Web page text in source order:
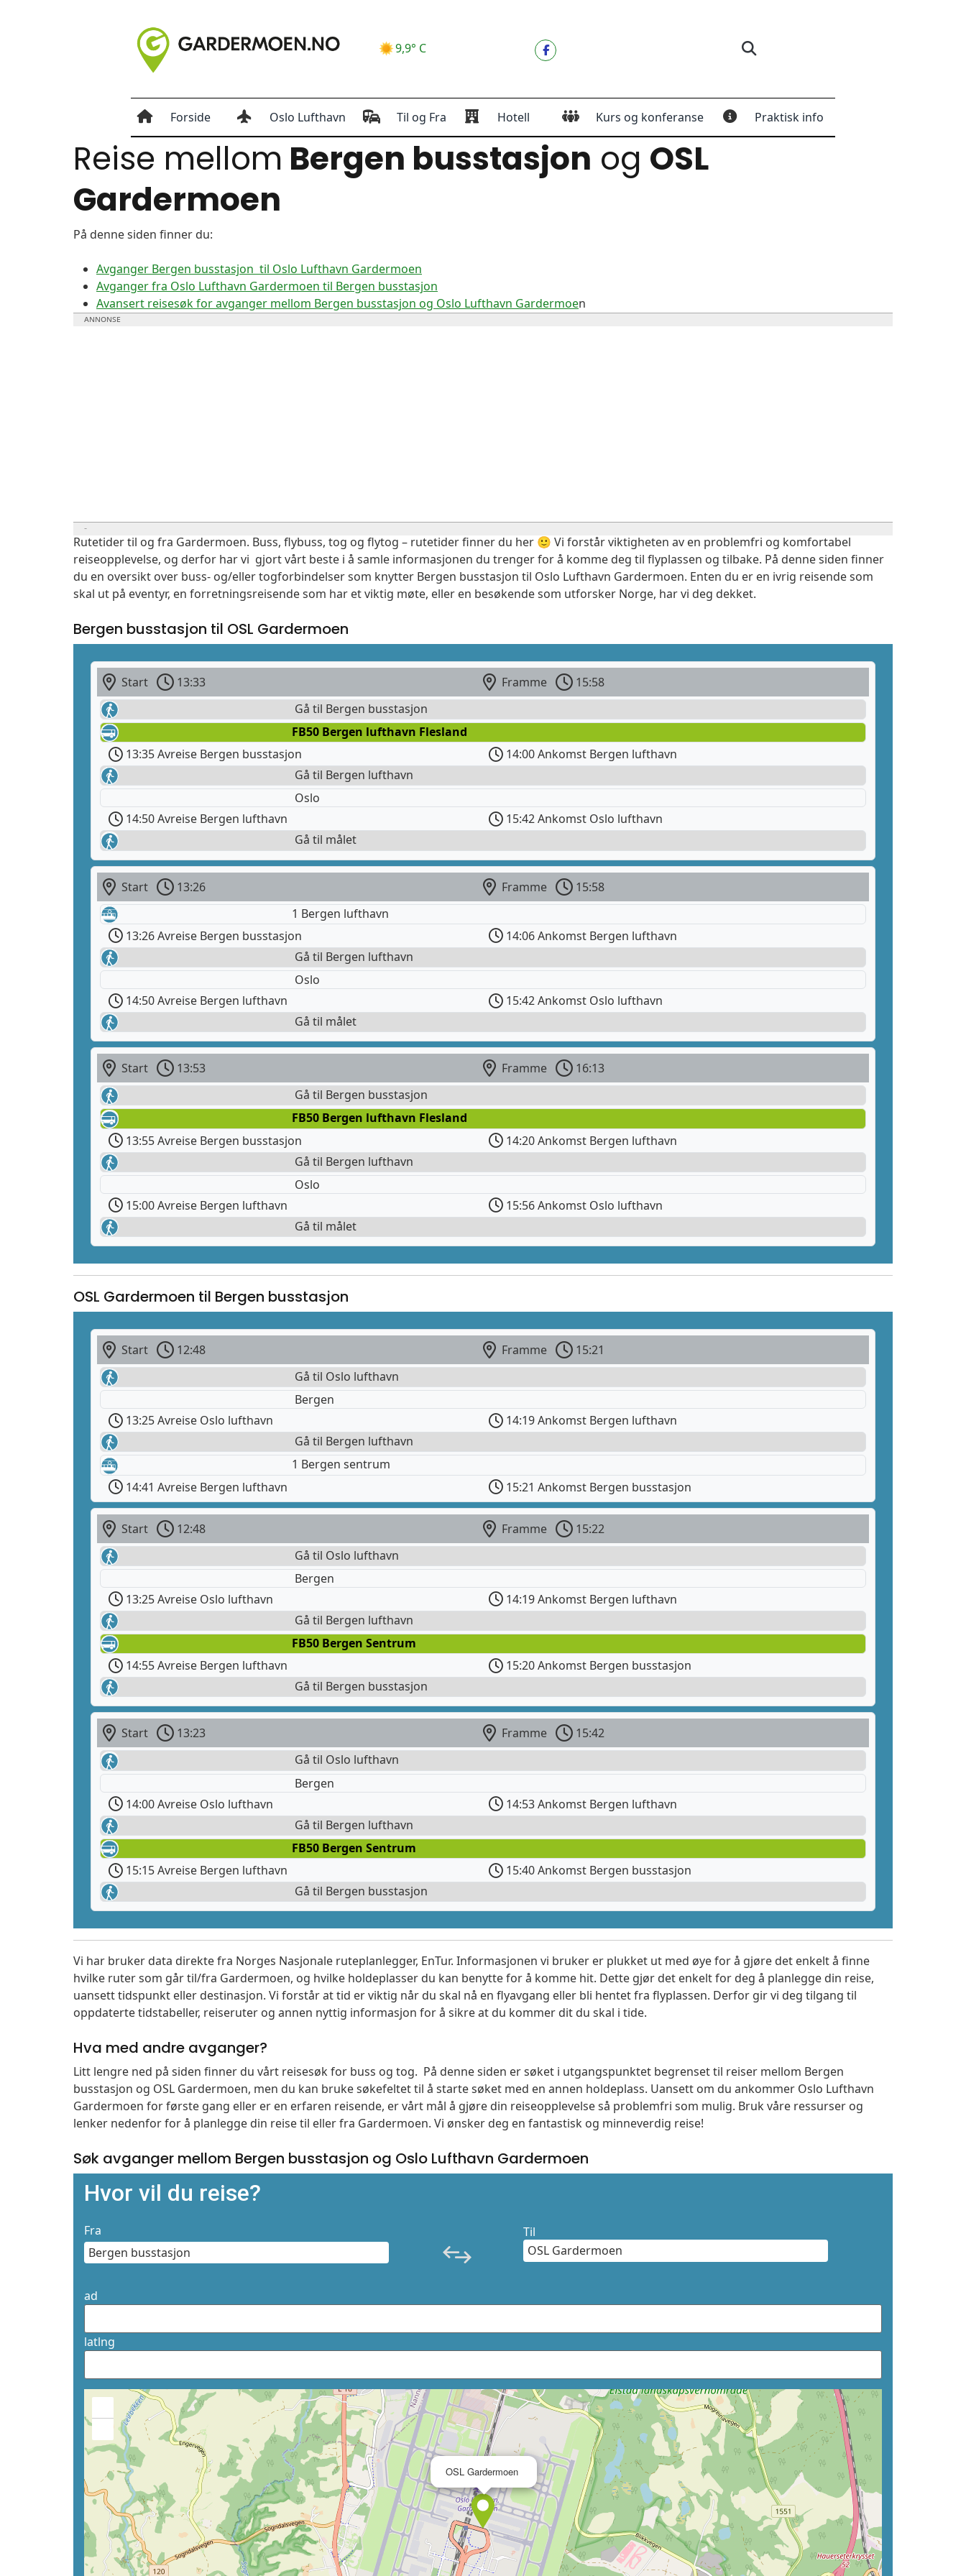
9,9° C
Forside Oslo Lufthavn Til og Fra Hotell Kurs og konferanse Praktisk info
Reise mellom Bergen busstasjon og OSL
Gardermoen
På denne siden finner du:
Avganger Bergen busstasjon til Oslo Lufthavn Gardermoen
Avganger fra Oslo Lufthavn Gardermoen til Bergen busstasjon
Avansert reisesøk for avganger mellom Bergen busstasjon og Oslo Lufthavn Gardermoen
Rutetider til og fra Gardermoen. Buss, flybuss, tog og flytog – rutetider finner du her 🙂 Vi forstår viktigheten av en problemfri og komfortabel
reiseopplevelse, og derfor har vi gjort vårt beste i å samle informasjonen du trenger for å komme deg til flyplassen og tilbake. På denne siden finner
du en oversikt over buss- og/eller togforbindelser som knytter Bergen busstasjon til Oslo Lufthavn Gardermoen. Enten du er en ivrig reisende som
skal ut på eventyr, en forretningsreisende som har et viktig møte, eller en besøkende som utforsker Norge, har vi deg dekket.
Bergen busstasjon til OSL Gardermoen
Start 13:33 Framme
15:58
Gå til Bergen busstasjon
FB50 Bergen lufthavn Flesland
13:35 Avreise Bergen busstasjon
14:00 Ankomst Bergen lufthavn
Gå til Bergen lufthavn
Oslo
14:50 Avreise Bergen lufthavn
15:42 Ankomst Oslo lufthavn
Gå til målet
Start 13:26 Framme
15:58
1 Bergen lufthavn
13:26 Avreise Bergen busstasjon
14:06 Ankomst Bergen lufthavn
Gå til Bergen lufthavn
Oslo
14:50 Avreise Bergen lufthavn
15:42 Ankomst Oslo lufthavn
Gå til målet
Start 13:53 Framme
16:13
Gå til Bergen busstasjon
FB50 Bergen lufthavn Flesland
13:55 Avreise Bergen busstasjon
14:20 Ankomst Bergen lufthavn
Gå til Bergen lufthavn
Oslo
15:00 Avreise Bergen lufthavn
15:56 Ankomst Oslo lufthavn
Gå til målet
OSL Gardermoen til Bergen busstasjon
Start 12:48 Framme
15:21
Gå til Oslo lufthavn
Bergen
13:25 Avreise Oslo lufthavn
14:19 Ankomst Bergen lufthavn
Gå til Bergen lufthavn
1 Bergen sentrum
14:41 Avreise Bergen lufthavn
15:21 Ankomst Bergen busstasjon
Start 12:48 Framme
15:22
Gå til Oslo lufthavn
Bergen
13:25 Avreise Oslo lufthavn
14:19 Ankomst Bergen lufthavn
Gå til Bergen lufthavn
FB50 Bergen Sentrum
14:55 Avreise Bergen lufthavn
15:20 Ankomst Bergen busstasjon
Gå til Bergen busstasjon
Start 13:23 Framme
15:42
Gå til Oslo lufthavn
Bergen
14:00 Avreise Oslo lufthavn
14:53 Ankomst Bergen lufthavn
Gå til Bergen lufthavn
FB50 Bergen Sentrum
15:15 Avreise Bergen lufthavn
15:40 Ankomst Bergen busstasjon
Gå til Bergen busstasjon
Vi har bruker data direkte fra Norges Nasjonale ruteplanlegger, EnTur. Informasjonen vi bruker er plukket ut med øye for å gjøre det enkelt å finne
hvilke ruter som går til/fra Gardermoen, og hvilke holdeplasser du kan benytte for å komme hit. Dette gjør det enkelt for deg å planlegge din reise,
uansett tidspunkt eller destinasjon. Vi forstår at tid er viktig når du skal nå en flyavgang eller bli hentet fra flyplassen. Derfor gir vi deg tilgang til
oppdaterte tidstabeller, reiseruter og annen nyttig informasjon for å sikre at du kommer dit du skal i tide.
Hva med andre avganger?
Litt lengre ned på siden finner du vårt reisesøk for buss og tog. På denne siden er søket i utgangspunktet begrenset til reiser mellom Bergen
busstasjon og OSL Gardermoen, men du kan bruke søkefeltet til å starte søket med en annen holdeplass. Uansett om du ankommer Oslo Lufthavn
Gardermoen for første gang eller er en erfaren reisende, er vårt mål å gjøre din reiseopplevelse så problemfri som mulig. Bruk våre ressurser og
lenker nedenfor for å planlegge din reise til eller fra Gardermoen. Vi ønsker deg en fantastisk og minneverdig reise!
Søk avganger mellom Bergen busstasjon og Oslo Lufthavn Gardermoen
Hvor vil du reise?
Fra Til
ad
latlng
OSL Gardermoen